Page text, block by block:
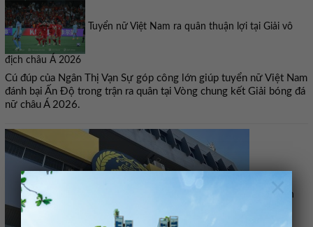
×
Tuyển nữ Việt Nam ra quân thuận lợi tại Giải vô
địch châu Á 2026
Cú đúp của Ngân Thị Vạn Sự góp công lớn giúp tuyển nữ Việt Nam
đánh bại Ấn Độ trong trận ra quân tại Vòng chung kết Giải bóng đá
nữ châu Á 2026.
Liên đoàn